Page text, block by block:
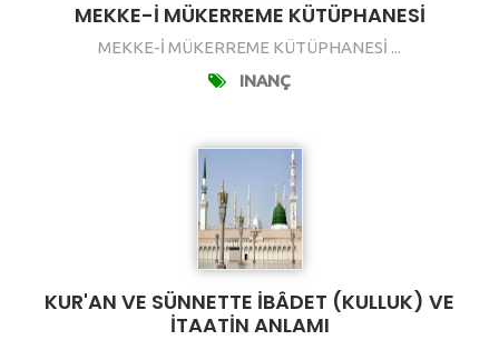
MEKKE-İ MÜKERREME KÜTÜPHANESİ
MEKKE-İ MÜKERREME KÜTÜPHANESİ ...
INANÇ
KUR'AN VE SÜNNETTE İBÂDET (KULLUK) VE
İTAATİN ANLAMI